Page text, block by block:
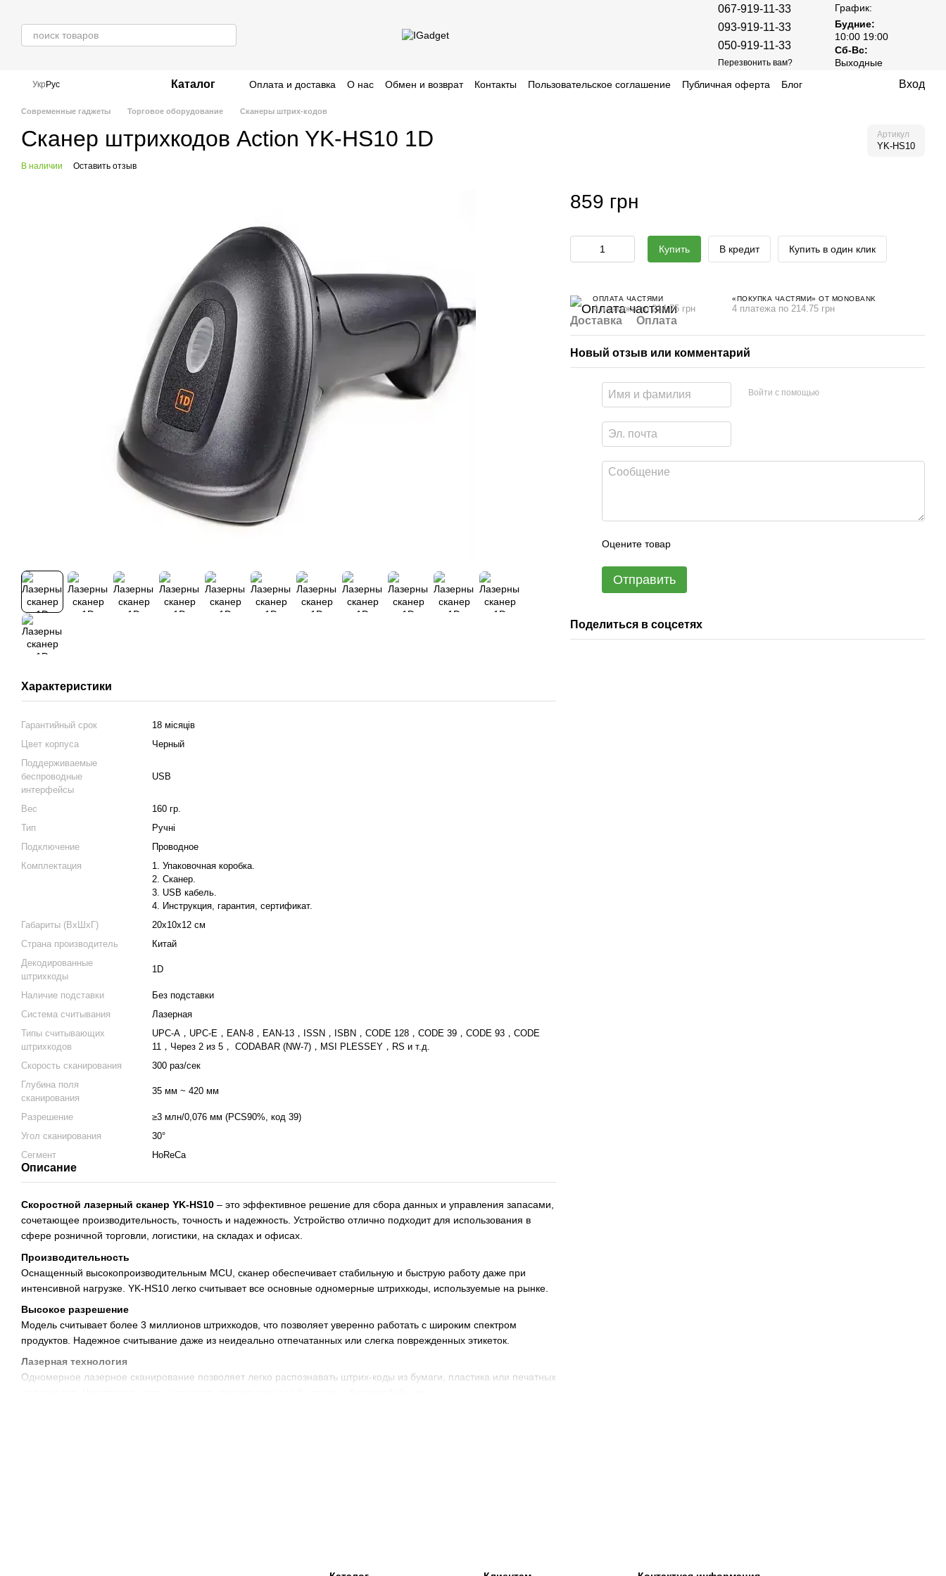
067-919-11-33
093-919-11-33
050-919-11-33
Перезвонить вам?
График:
Будние:
10:00 19:00
Сб-Вс:
Выходные
Укр Рус Каталог Оплата и доставка О нас Обмен и возврат Контакты Пользовательское соглашение Публичная оферта Блог Вход
Современные гаджеты Торговое оборудование Сканеры штрих-кодов
Сканер штрихкодов Action YK-HS10 1D Артикул
YK-HS10
В наличии Оставить отзыв
Характеристики
Гарантийный срок
18 місяців
Цвет корпуса
Черный
Поддерживаемые
беспроводные
интерфейсы
USB
Вес
160 гр.
Тип
Ручні
Подключение
Проводное
Комплектация
1. Упаковочная коробка.
2. Сканер.
3. USB кабель.
4. Инструкция, гарантия, сертификат.
Габариты (ВхШхГ)
20х10х12 см
Страна производитель
Китай
Декодированные
штрихкоды
1D
Наличие подставки
Без подставки
Система считывания
Лазерная
Типы считывающих
штрихкодов
UPC-A，UPC-E，EAN-8，EAN-13，ISSN，ISBN，CODE 128，CODE 39，CODE 93，CODE
11，Через 2 из 5， CODABAR (NW-7)，MSI PLESSEY，RS и т.д.
Скорость сканирования
300 раз/сек
Глубина поля
сканирования
35 мм ~ 420 мм
Разрешение
≥3 млн/0,076 мм (PCS90%, код 39)
Угол сканирования
30°
Сегмент
HoReCa
Описание
Скоростной лазерный сканер YK-HS10 – это эффективное решение для сбора данных и управления запасами,
сочетающее производительность, точность и надежность. Устройство отлично подходит для использования в
сфере розничной торговли, логистики, на складах и офисах.
Производительность
Оснащенный высокопроизводительным MCU, сканер обеспечивает стабильную и быструю работу даже при
интенсивной нагрузке. YK-HS10 легко считывает все основные одномерные штрихкоды, используемые на рынке.
Высокое разрешение
Модель считывает более 3 миллионов штрихкодов, что позволяет уверенно работать с широким спектром
продуктов. Надежное считывание даже из неидеально отпечатанных или слегка поврежденных этикеток.
Лазерная технология
Одномерное лазерное сканирование позволяет легко распознавать штрих-коды из бумаги, пластика или печатных
859 грн
Купить В кредит Купить в один клик
ОПЛАТА ЧАСТЯМИ
4 платежа по 214.75 грн
«ПОКУПКА ЧАСТЯМИ» ОТ MONOBANK
4 платежа по 214.75 грн
Доставка Оплата
Новый отзыв или комментарий
Войти с помощью
Оцените товар
Отправить
Поделиться в соцсетях